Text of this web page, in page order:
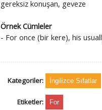
gereksiz konuşan, geveze
Örnek Cümleler
- For once (bir kere), his
Kategoriler: İngilizce Sıfatlar
Etiketler: For